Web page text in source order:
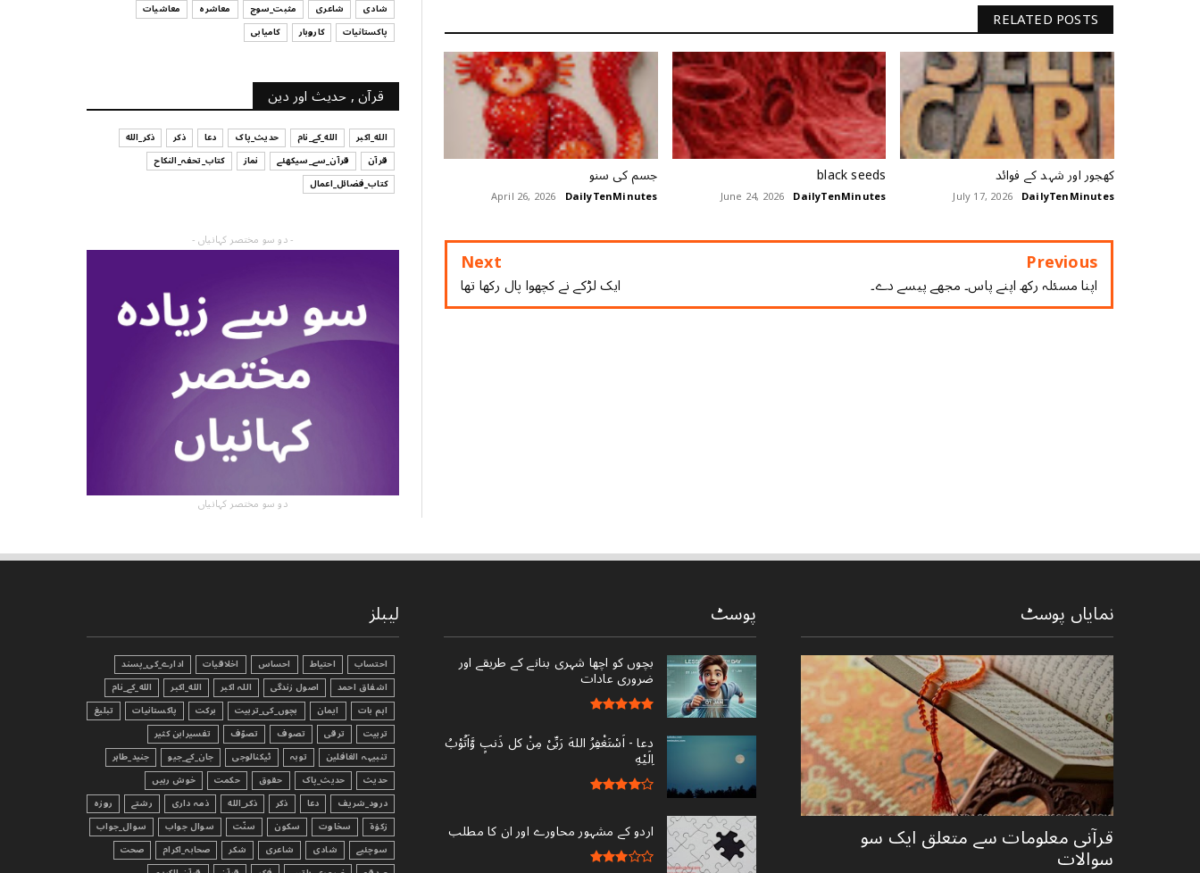
RELATED POSTS
کھجور اور شہد کے فوائد
DailyTenMinutes
July 17, 2026
black seeds
DailyTenMinutes
June 24, 2026
جسم کی سنو
DailyTenMinutes
April 26, 2026
Previous
اپنا مسئلہ رکھ اپنے پاس۔ مجھے پیسے دے۔
Next
ﺍﯾﮏ ﻟﮍﮐﮯ ﻧﮯ ﮐﭽﮭﻮﺍ ﭘﺎﻝ ﺭﮐﮭﺎ ﺗﮭﺎ
شادی
شاعری مثبت_سوچ معاشرہ
معاشیات
پاکستانیات
کاروبار کامیابی
قرآن , حدیث اور دین
الله_اکبر الله_کے_نام حدیث_پاک دعا ذکر
ذکر_الله
قرآن
قرآن_سے_سیکھئے نماز
کتاب_تحفہ_النکاح
کتاب_فضائل_اعمال
- دو سو مختصر کہانیاں -
دو سو مختصر کہانیاں
نمایاں پوسٹ
قرآنی ‏معلومات ‏سے ‏متعلق ‏ایک ‏سو
‏سوالات ‏
پوسٹ
بچوں کو اچھا شہری بنانے کے طریقے اور
ضروری عادات
دعا - ‎اَسْتَغْفِرُ اللهَ رَبِّىْ مِنْ کل ذَنبٍ وَّاَتُوْبُ
اِلَيْهِ
اردو کے مشہور محاورے اور ان کا مطلب
لیبلز
احتساب احتیاط احساس اخلاقیات
ادارے_کی_پسند
اشفاق احمد
اصول زندگی اللہ اکبر الله_اکبر
الله_کے_نام
اہم بات
ایمان بچوں_کی_تربیت برکت پاکستانیات
تبليغ
تربیت
ترقی تصوف تصوّف
تفسیرابن کثیر
تنبیہہ الغافلین
توبہ ٹیکنالوجی جان_کے_جیو
جنید_طاہر
حدیث
حدیث_پاک حقوق حکمت
خوش رہیں
درود_شریف
دعا ذکر ذکر_الله ذمہ داری رشتے
روزہ
زکوٰۃ
سخاوت سکون سنّت سوال جواب
سوال_جواب
سوچئیے
شادی شاعری شکر صحابہ_اکرام
صحت